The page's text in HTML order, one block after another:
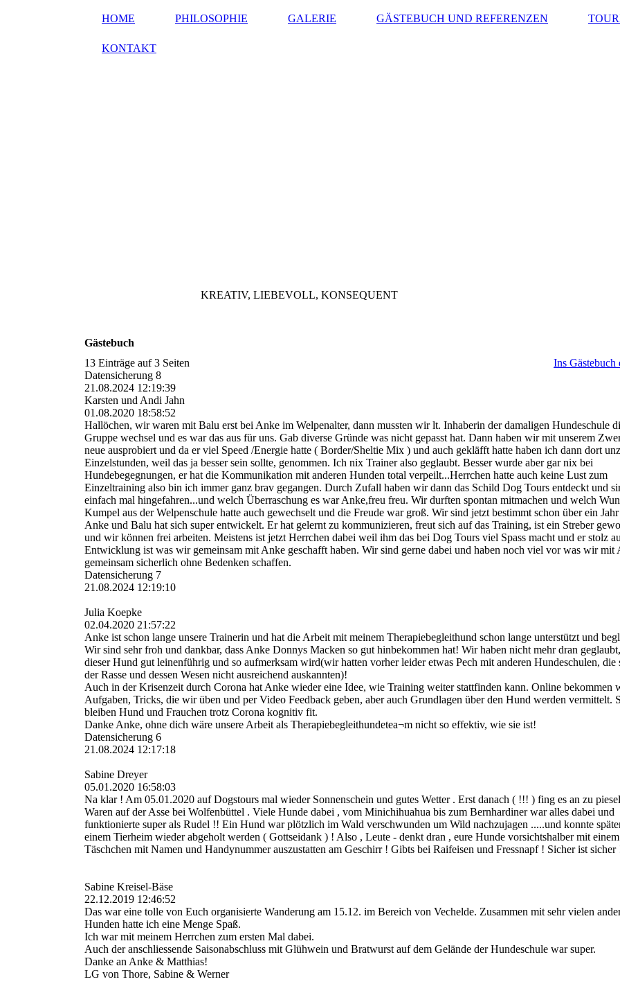
HOME PHILOSOPHIE GALERIE GÄSTEBUCH UND REFERENZEN
KONTAKT
KREATIV, LIEBEVOLL, KONSEQUENT
Gästebuch
13 Einträge auf 3 Seiten
Ins Gästebuch
Datensicherung 8
21.08.2024 12:19:39
Karsten und Andi Jahn
01.08.2020 18:58:52
Hallöchen, wir waren mit Balu erst bei Anke im Welpenalter, dann mussten wir lt. Inhaberin der damaligen Hundeschule
Gruppe wechsel und es war das aus für uns. Gab diverse Gründe was nicht gepasst hat. Dann haben wir mit unserem
neue ausprobiert und da er viel Speed /Energie hatte ( Border/Sheltie Mix ) und auch gekläfft hatte haben ich dann dort
Einzelstunden, weil das ja besser sein sollte, genommen. Ich nix Trainer also geglaubt. Besser wurde aber gar nix bei
Hundebegegnungen, er hat die Kommunikation mit anderen Hunden total verpeilt...Herrchen hatte auch keine Lust zum
Einzeltraining also bin ich immer ganz brav gegangen. Durch Zufall haben wir dann das Schild Dog Tours entdeckt und
einfach mal hingefahren...und welch Überraschung es war Anke,freu freu. Wir durften spontan mitmachen und welch
Kumpel aus der Welpenschule hatte auch gewechselt und die Freude war groß. Wir sind jetzt bestimmt schon über ein
Anke und Balu hat sich super entwickelt. Er hat gelernt zu kommunizieren, freut sich auf das Training, ist ein Streber
und wir können frei arbeiten. Meistens ist jetzt Herrchen dabei weil ihm das bei Dog Tours viel Spass macht und er stolz
Entwicklung ist was wir gemeinsam mit Anke geschafft haben. Wir sind gerne dabei und haben noch viel vor was wir mit
gemeinsam sicherlich ohne Bedenken schaffen.
Datensicherung 7
21.08.2024 12:19:10
Julia Koepke
02.04.2020 21:57:22
Anke ist schon lange unsere Trainerin und hat die Arbeit mit meinem Therapiebegleithund schon lange unterstützt und
Wir sind sehr froh und dankbar, dass Anke Donnys Macken so gut hinbekommen hat! Wir haben nicht mehr dran
dieser Hund gut leinenführig und so aufmerksam wird(wir hatten vorher leider etwas Pech mit anderen Hundeschulen, die
der Rasse und dessen Wesen nicht ausreichend auskannten)!
Auch in der Krisenzeit durch Corona hat Anke wieder eine Idee, wie Training weiter stattfinden kann. Online bekommen
Aufgaben, Tricks, die wir üben und per Video Feedback geben, aber auch Grundlagen über den Hund werden vermittelt.
bleiben Hund und Frauchen trotz Corona kognitiv fit.
Danke Anke, ohne dich wäre unsere Arbeit als Therapiebegleithundetea­¬m nicht so effektiv, wie sie ist!
Datensicherung 6
21.08.2024 12:17:18
Sabine Dreyer
05.01.2020 16:58:03
Na klar ! Am 05.01.2020 auf Dogstours mal wieder Sonnenschein und gutes Wetter . Erst danach ( !!! ) fing es an zu
Waren auf der Asse bei Wolfenbüttel . Viele Hunde dabei , vom Minichihuahua bis zum Bernhardiner war alles dabei und
funktionierte super als Rudel !! Ein Hund war plötzlich im Wald verschwunden um Wild nachzujagen .....und konnte
einem Tierheim wieder abgeholt werden ( Gottseidank ) ! Also , Leute - denkt dran , eure Hunde vorsichtshalber mit einem
Täschchen mit Namen und Handynummer auszustatten am Geschirr ! Gibts bei Raifeisen und Fressnapf ! Sicher ist sicher
Sabine Kreisel-Bäse
22.12.2019 12:46:52
Das war eine tolle von Euch organisierte Wanderung am 15.12. im Bereich von Vechelde. Zusammen mit sehr vielen
Hunden hatte ich eine Menge Spaß.
Ich war mit meinem Herrchen zum ersten Mal dabei.
Auch der anschliessende Saisonabschluss mit Glühwein und Bratwurst auf dem Gelände der Hundeschule war super.
Danke an Anke & Matthias!
LG von Thore, Sabine & Werner